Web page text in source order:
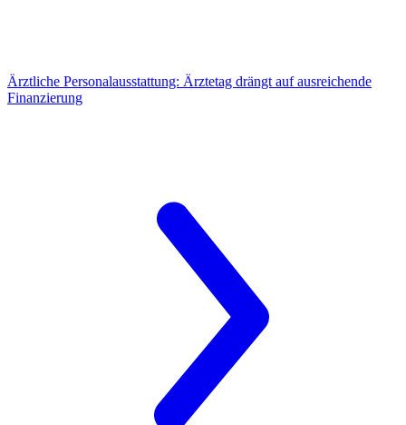
Ärztliche Personalausstattung: Ärztetag drängt auf ausreichende
Finanzierung